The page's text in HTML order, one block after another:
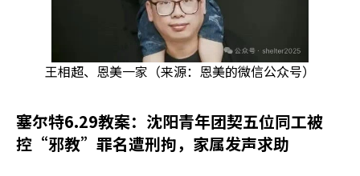
王相超、恩美一家（来源：恩美的微信公众号）
塞尔特6.29教案：沈阳青年团契五位同工被
控“邪教”罪名遭刑拘，家属发声求助